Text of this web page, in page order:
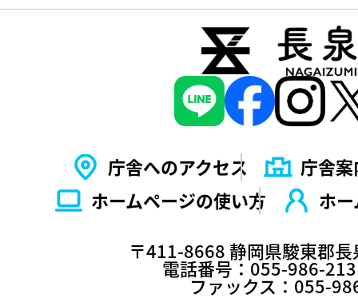
庁舎へのアクセス
庁舎案
ホームページの使い⽅
ホ
〒411-8668 静岡県駿東郡
電話番号：055-986-
ファックス：055-